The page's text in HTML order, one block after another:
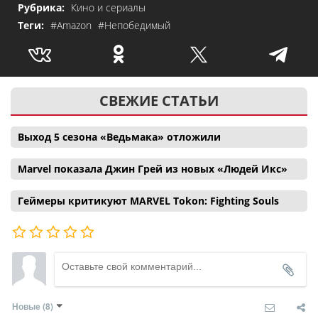
Рубрика: Кино и сериалы
Теги: #Amazon #Непобедимый
СВЕЖИЕ СТАТЬИ
Выход 5 сезона «Ведьмака» отложили
Marvel показала Джин Грей из новых «Людей Икс»
Геймеры критикуют MARVEL Tokon: Fighting Souls
Новые (8)